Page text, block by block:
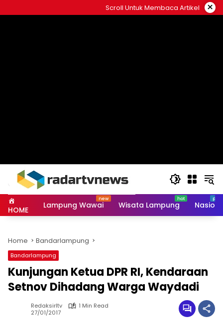
to
Scroll Untuk Membaca Artikel ×
HOME Lampung Wawai Wisata Lampung
Home Bandarlampung
Bandarlampung
Kunjungan Ketua DPR RI, Kendaraan
Setnov Dihadang Warga Waydadi
Redaksirltv
1 Min Read
27/01/2017